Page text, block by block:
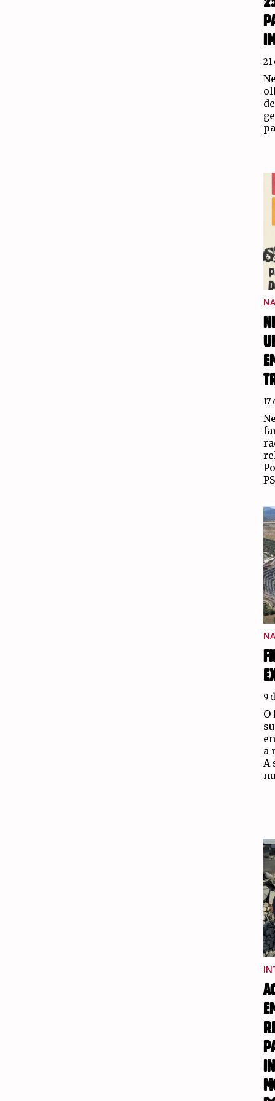
21
9
O
a
A